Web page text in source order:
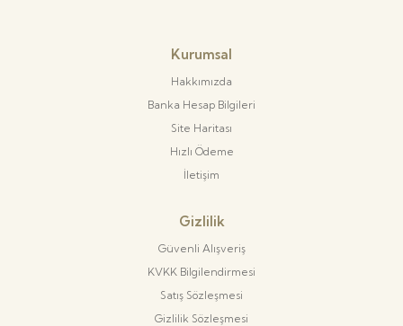
Kurumsal
Hakkımızda
Banka Hesap Bilgileri
Site Haritası
Hızlı Ödeme
İletişim
Gizlilik
Güvenli Alışveriş
KVKK Bilgilendirmesi
Satış Sözleşmesi
Gizlilik Sözleşmesi